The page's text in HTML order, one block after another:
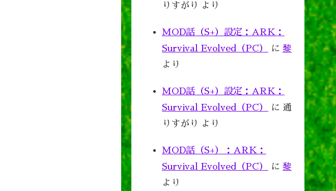
りすがり
より
MOD話（S+）設定：ARK：
Survival Evolved（PC）
に 黎
より
MOD話（S+）設定：ARK：
Survival Evolved（PC）
に 通
りすがり
より
MOD話（S+）：ARK：
Survival Evolved（PC）
に 黎
より